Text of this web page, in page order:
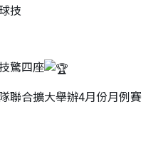
技
驚四座
聯合擴大舉辦4月份月例賽